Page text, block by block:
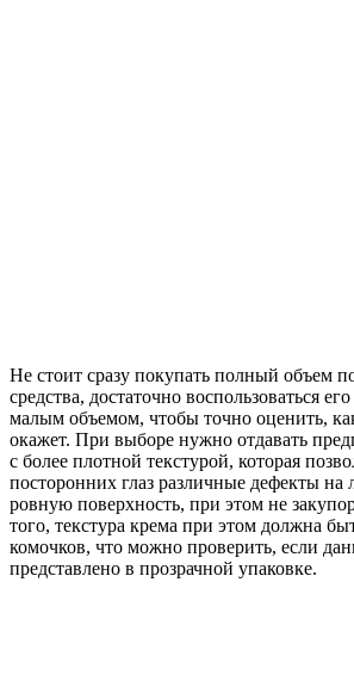
Не стоит сразу покупать полный объем
средства, достаточно воспользоваться
малым объемом, чтобы точно оценить,
окажет. При выборе нужно отдавать
с более плотной текстурой, которая
посторонних глаз различные дефекты на
ровную поверхность, при этом не
того, текстура крема при этом должна
комочков, что можно проверить, если
представлено в прозрачной упаковке.